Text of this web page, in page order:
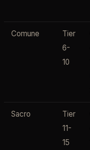
Comune
Tier
6-
10
Sacro
Tier
11-
15